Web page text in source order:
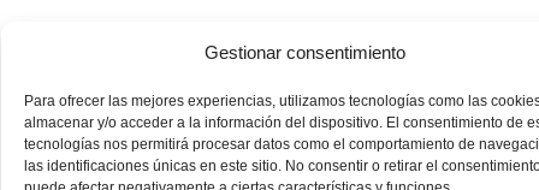
Gestionar consentimiento
Para ofrecer las mejores experiencias, utilizamos tecnologías como las
almacenar y/o acceder a la información del dispositivo. El consentimiento de
tecnologías nos permitirá procesar datos como el comportamiento de
las identificaciones únicas en este sitio. No consentir o retirar el